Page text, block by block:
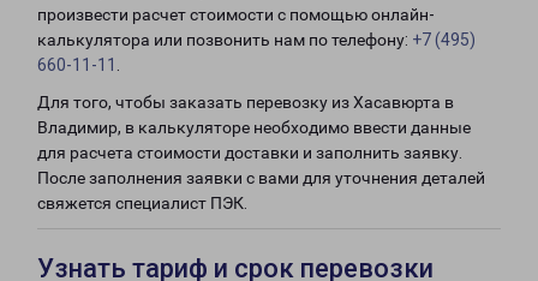
произвести расчет стоимости с помощью онлайн-
калькулятора или позвонить нам по телефону: +7 (495)
660-11-11
Для того, чтобы заказать перевозку из Хасавюрта в
Владимир, в калькуляторе необходимо ввести данные
для расчета стоимости доставки и заполнить заявку.
После заполнения заявки с вами для уточнения деталей
свяжется специалист ПЭК.
Узнать тариф и срок перевозки